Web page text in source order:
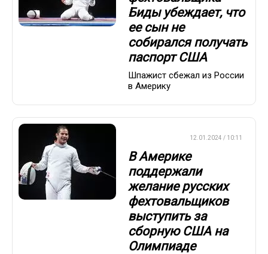
Биды убеждает, что
ее сын не
собирался получать
паспорт США
Шпажист сбежал из России
в Америку
12.01.2024 / 10:11
В Америке
поддержали
желание русских
фехтовальщиков
выступить за
сборную США на
Олимпиаде